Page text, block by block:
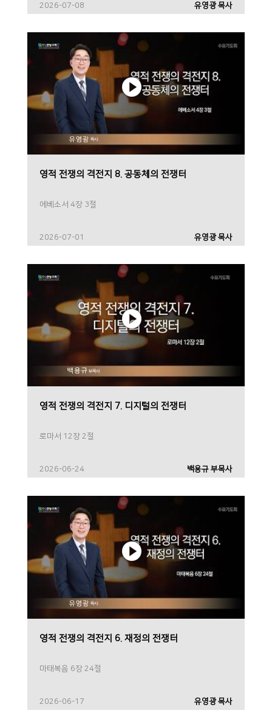
2026-07-08 유영광 목사
영적 전쟁의 격전지 8. 공동체의 전쟁터
에베소서 4장 3절
2026-07-01 유영광 목사
영적 전쟁의 격전지 7. 디지털의 전쟁터
로마서 12장 2절
2026-06-24 백용규 부목사
영적 전쟁의 격전지 6. 재정의 전쟁터
마태복음 6장 24절
2026-06-17 유영광 목사